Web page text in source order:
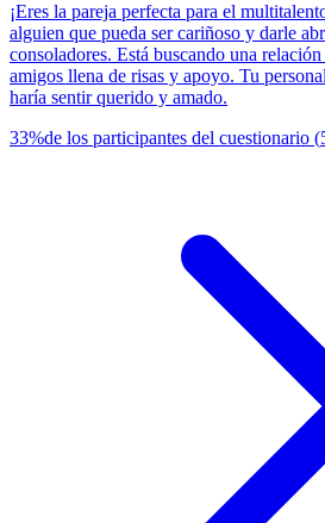
¡Eres la pareja perfecta para el
alguien que pueda ser cariñoso y darle
consoladores. Está buscando una
amigos llena de risas y apoyo. Tu
haría sentir querido y amado.
33%de los participantes del cuestionario (